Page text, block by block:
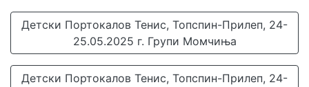
Детски Портокалов Тенис, Топспин-Прилеп, 24-
25.05.2025 г. Групи Момчиња
Детски Портокалов Тенис, Топспин-Прилеп, 24-